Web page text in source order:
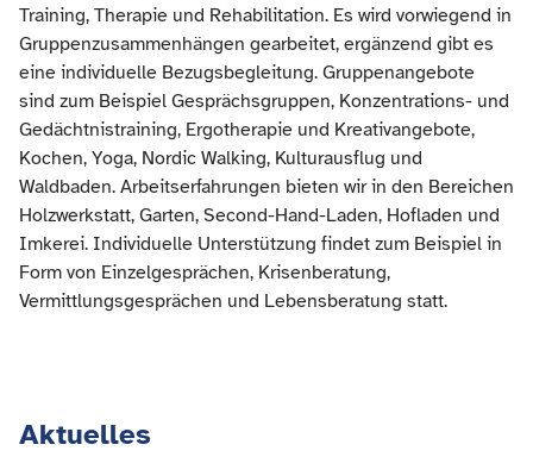
Training, Therapie und Rehabilitation. Es wird vorwiegend in
Gruppenzusammenhängen gearbeitet, ergänzend gibt es
eine individuelle Bezugsbegleitung. Gruppenangebote
sind zum Beispiel Gesprächsgruppen, Konzentrations- und
Gedächtnistraining, Ergotherapie und Kreativangebote,
Kochen, Yoga, Nordic Walking, Kulturausflug und
Waldbaden. Arbeitserfahrungen bieten wir in den Bereichen
Holzwerkstatt, Garten, Second-Hand-Laden, Hofladen und
Imkerei. Individuelle Unterstützung findet zum Beispiel in
Form von Einzelgesprächen, Krisenberatung,
Vermittlungsgesprächen und Lebensberatung statt.
Aktuelles